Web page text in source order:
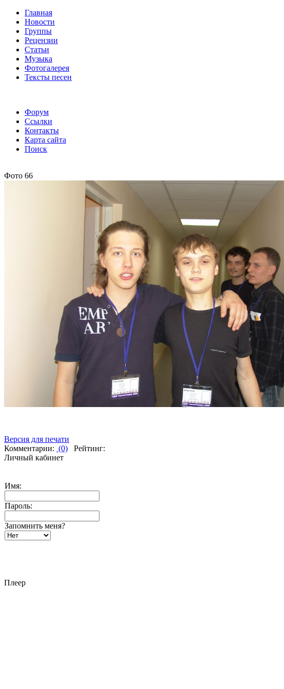
Главная
Новости
Группы
Рецензии
Статьи
Музыка
Фотогалерея
Тексты песен
Форум
Ссылки
Контакты
Карта сайта
Поиск
Фото 66
Версия для печати
Комментарии: (0) Рейтинг:
Личный кабинет
Имя:
Пароль:
Запомнить меня?
Плеер